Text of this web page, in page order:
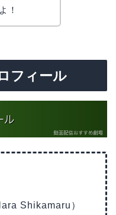
！
フィール
Shikamaru）